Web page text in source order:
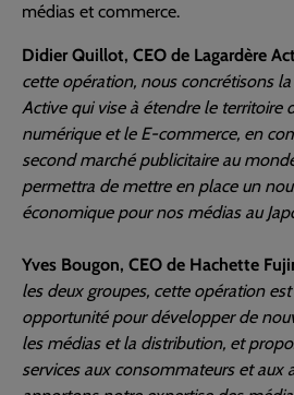
médias et commerce.
Didier Quillot, CEO de Lagardère
cette opération, nous concrétisons
Active qui vise à étendre le territoire
numérique et le E-commerce, en
second marché publicitaire au
permettra de mettre en place un
économique pour nos médias au
Yves Bougon, CEO de Hachette
les deux groupes, cette opération
opportunité pour développer de
les médias et la distribution, et
services aux consommateurs et aux